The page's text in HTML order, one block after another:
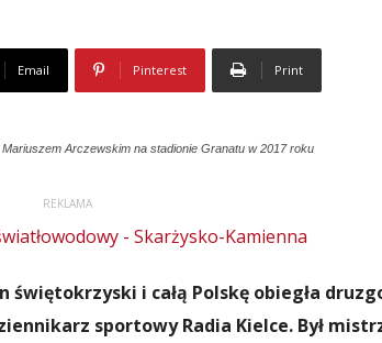
Email Pinterest Print
Arczewskim na stadionie Granatu w 2017 roku
REKLAMA
i całą Polskę obiegła
sportowy Radia Kielce. Był